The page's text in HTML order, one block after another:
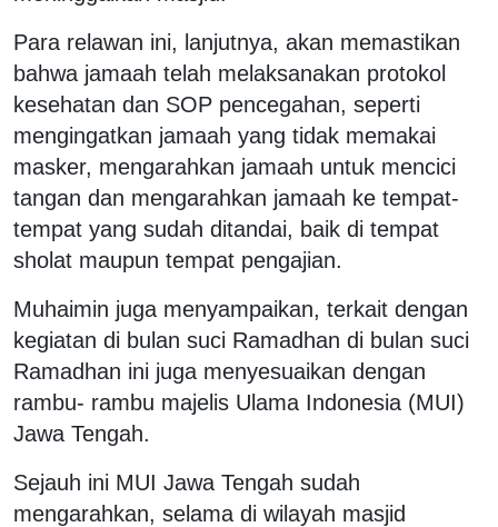
Para relawan ini, lanjutnya, akan memastikan
bahwa jamaah telah melaksanakan protokol
kesehatan dan SOP pencegahan, seperti
mengingatkan jamaah yang tidak memakai
masker, mengarahkan jamaah untuk mencici
tangan dan mengarahkan jamaah ke tempat-
tempat yang sudah ditandai, baik di tempat
sholat maupun tempat pengajian.
Muhaimin juga menyampaikan, terkait dengan
kegiatan di bulan suci Ramadhan di bulan suci
Ramadhan ini juga menyesuaikan dengan
rambu- rambu majelis Ulama Indonesia (MUI)
Jawa Tengah.
Sejauh ini MUI Jawa Tengah sudah
mengarahkan, selama di wilayah masjid